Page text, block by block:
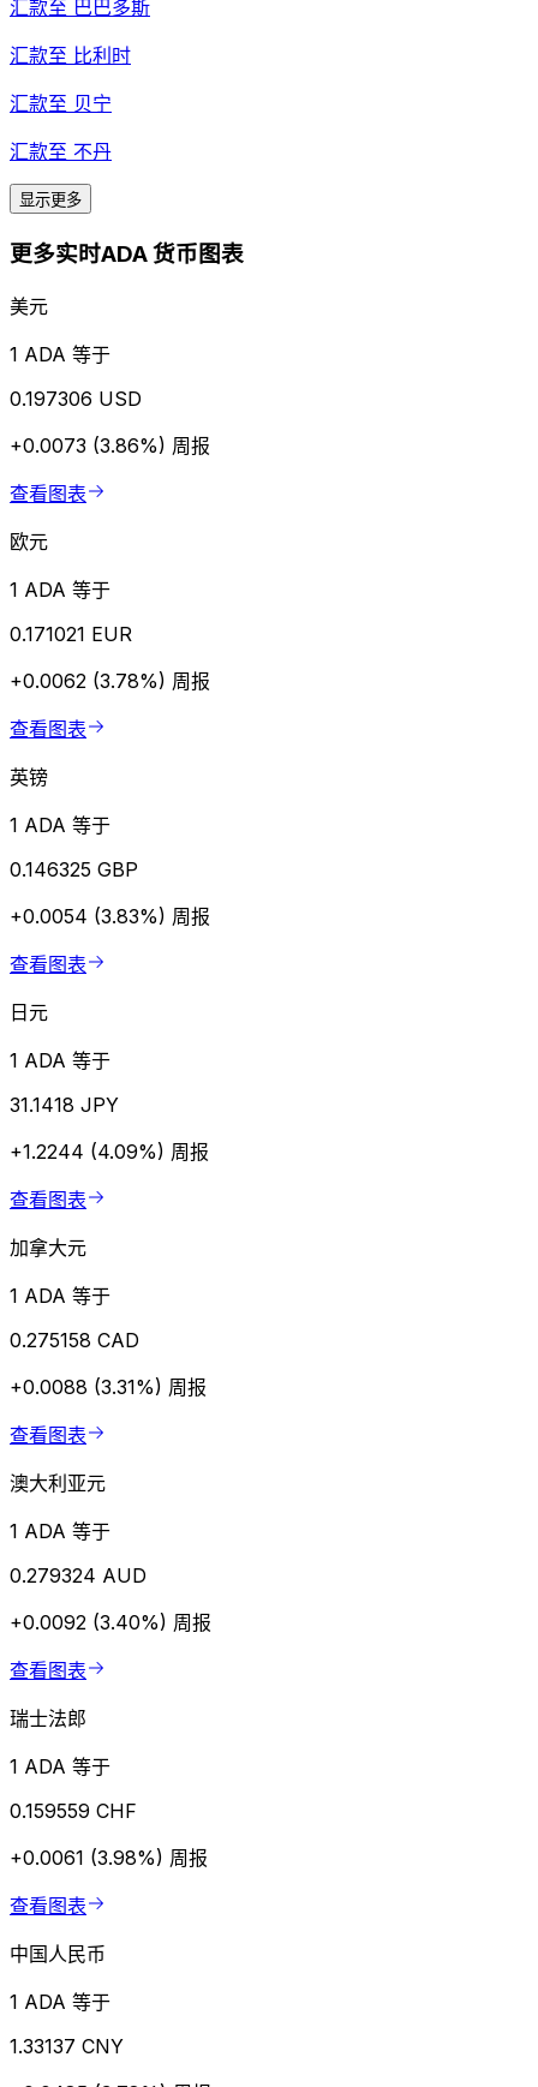
汇款至 巴巴多斯
汇款至 比利时
汇款至 贝宁
汇款至 不丹
显示更多
更多实时ADA 货币图表
美元
1 ADA 等于
0.197306 USD
+0.0073 (3.86%) 周报
查看图表
欧元
1 ADA 等于
0.171021 EUR
+0.0062 (3.78%) 周报
查看图表
英镑
1 ADA 等于
0.146325 GBP
+0.0054 (3.83%) 周报
查看图表
日元
1 ADA 等于
31.1418 JPY
+1.2244 (4.09%) 周报
查看图表
加拿大元
1 ADA 等于
0.275158 CAD
+0.0088 (3.31%) 周报
查看图表
澳大利亚元
1 ADA 等于
0.279324 AUD
+0.0092 (3.40%) 周报
查看图表
瑞士法郎
1 ADA 等于
0.159559 CHF
+0.0061 (3.98%) 周报
查看图表
中国人民币
1 ADA 等于
1.33137 CNY